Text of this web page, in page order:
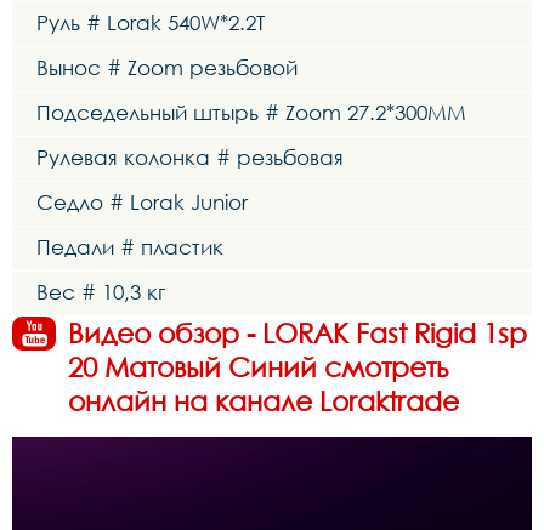
Руль # Lorak 540W*2.2T
Вынос # Zoom резьбовой
Подседельный штырь # Zoom 27.2*300MM
Рулевая колонка # резьбовая
Седло # Lorak Junior
Педали # пластик
Вес # 10,3 кг
Видео обзор - LORAK Fast Rigid 1sp
20 Матовый Синий смотреть
онлайн на канале Loraktrade